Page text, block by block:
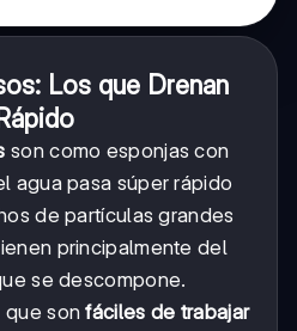
Los que Drenan
Rápido
son como esponjas con
agua pasa súper rápido
de partículas grandes
principalmente del
se descompone.
que sonfáciles de trabajar